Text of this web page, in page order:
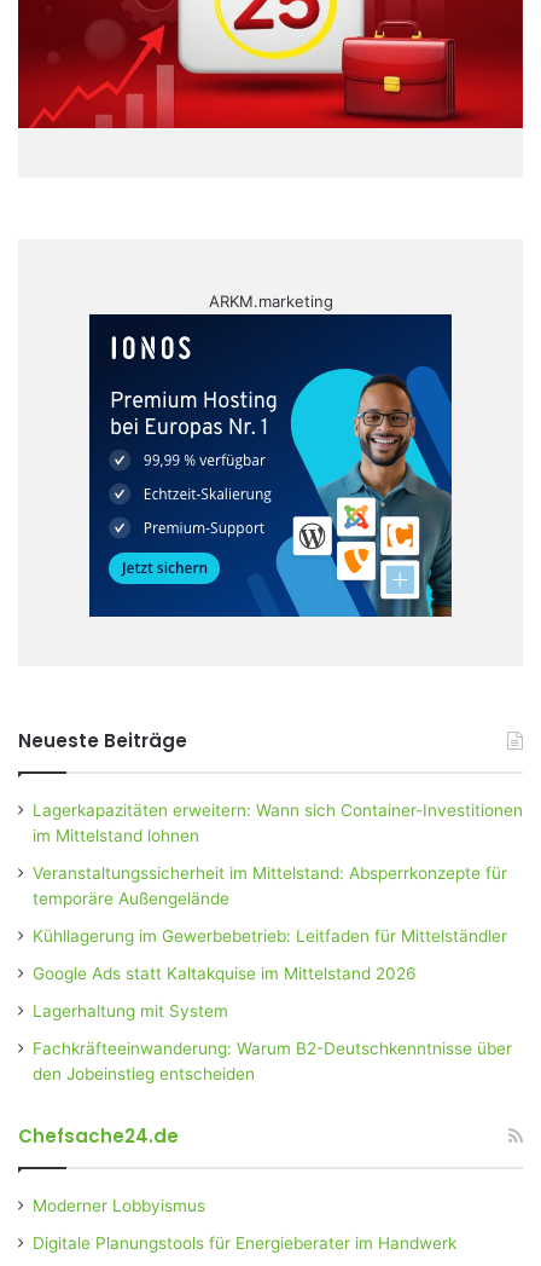
ARKM.marketing
Neueste Beiträge
Lagerkapazitäten erweitern: Wann sich Container-Investitionen
im Mittelstand lohnen
Veranstaltungssicherheit im Mittelstand: Absperrkonzepte für
temporäre Außengelände
Kühllagerung im Gewerbebetrieb: Leitfaden für Mittelständler
Google Ads statt Kaltakquise im Mittelstand 2026
Lagerhaltung mit System
Fachkräfteeinwanderung: Warum B2-Deutschkenntnisse über
den Jobeinstieg entscheiden
Chefsache24.de
Moderner Lobbyismus
Digitale Planungstools für Energieberater im Handwerk